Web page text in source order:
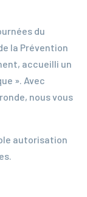
du
la Prévention
accueilli un
». Avec
nous vous
autorisation